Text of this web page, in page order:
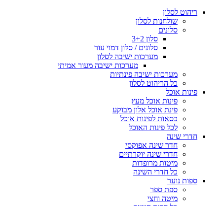
ריהוט לסלון
שולחנות לסלון
סלונים
סלון 3+2
סלונים / סלון דמוי עור
מערכות ישיבה לסלון
מערכות ישיבה מעור אמיתי
מערכות ישיבה פינתיות
כל הריהוט לסלון
פינות אוכל
פינות אוכל מעץ
פינת אוכל אלון מבוקע
כסאות לפינות אוכל
לכל פינות האוכל
חדרי שינה
חדר שינה אפוקסי
חדרי שינה יוקרתיים
מיטות מרופדות
כל חדרי השינה
ספות נוער
ספת ספר
מיטה וחצי